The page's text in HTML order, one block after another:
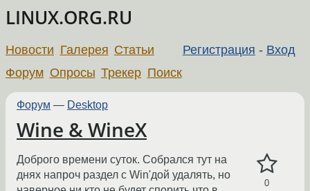
LINUX.ORG.RU
Регистрация - Вход
Новости Галерея Статьи
Форум Опросы Трекер Поиск
Форум — Desktop
Wine & WineX
0
Доброго времени суток. Собрался тут на
днях напроч раздел с Win'дой удалять, но